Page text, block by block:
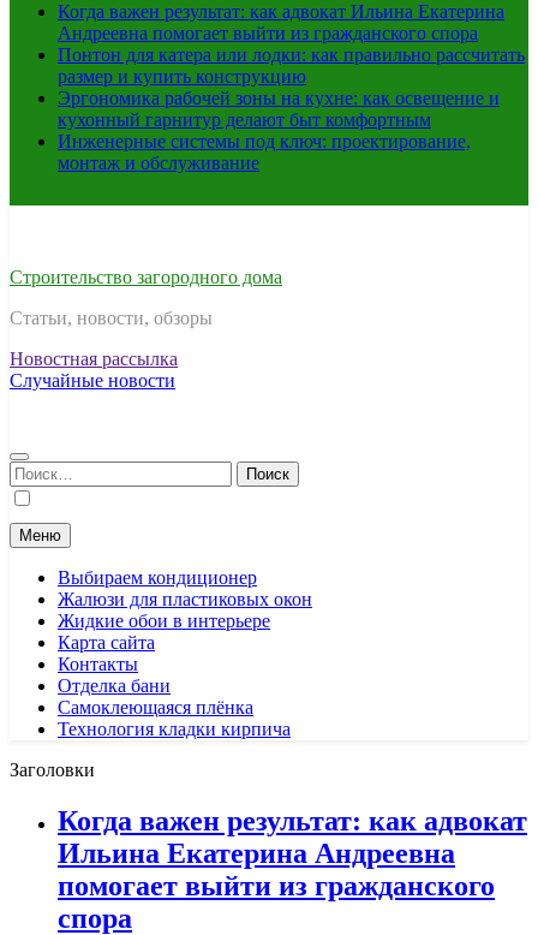
Когда важен результат: как адвокат Ильина Екатерина
Андреевна помогает выйти из гражданского спора
Понтон для катера или лодки: как правильно рассчитать
размер и купить конструкцию
Эргономика рабочей зоны на кухне: как освещение и
кухонный гарнитур делают быт комфортным
Инженерные системы под ключ: проектирование,
монтаж и обслуживание
Строительство загородного дома
Статьи, новости, обзоры
Новостная рассылка
Случайные новости
Найти:
Меню
Выбираем кондиционер
Жалюзи для пластиковых окон
Жидкие обои в интерьере
Карта сайта
Контакты
Отделка бани
Самоклеющаяся плёнка
Технология кладки кирпича
Заголовки
Когда важен результат: как адвокат
Ильина Екатерина Андреевна
помогает выйти из гражданского
спора